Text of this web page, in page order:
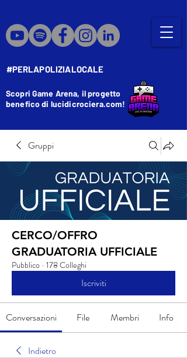
#PERLAPOLIZIALOCALE
Scopri Game Arena, il progetto
benefico di lucidicrociera.com!
Gruppi
CERCO/OFFRO
GRADUATORIA UFFICIALE
Pubblico · 178 Colleghi
Iscriviti
Conversazioni File Membri Info
Indietro